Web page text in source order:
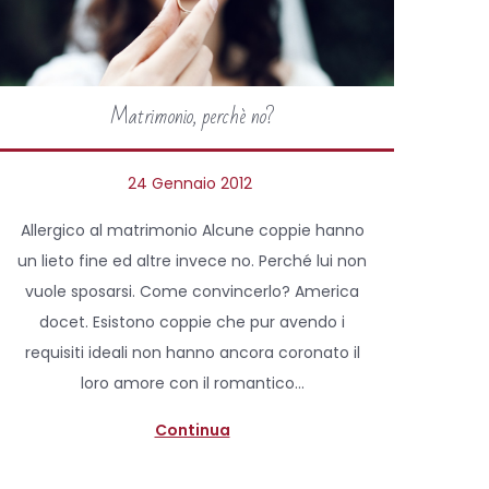
Matrimonio, perchè no?
P
s
t
e
d
o
n
24 Gennaio 20122
e
Allergico al matrimonio Alcune coppie hanno
un lieto fine ed altre invece no. Perché lui non
vuole sposarsi. Come convincerlo? America
docet. Esistono coppie che pur avendo i
requisiti ideali non hanno ancora coronato il
loro amore con il romantico…
Continua